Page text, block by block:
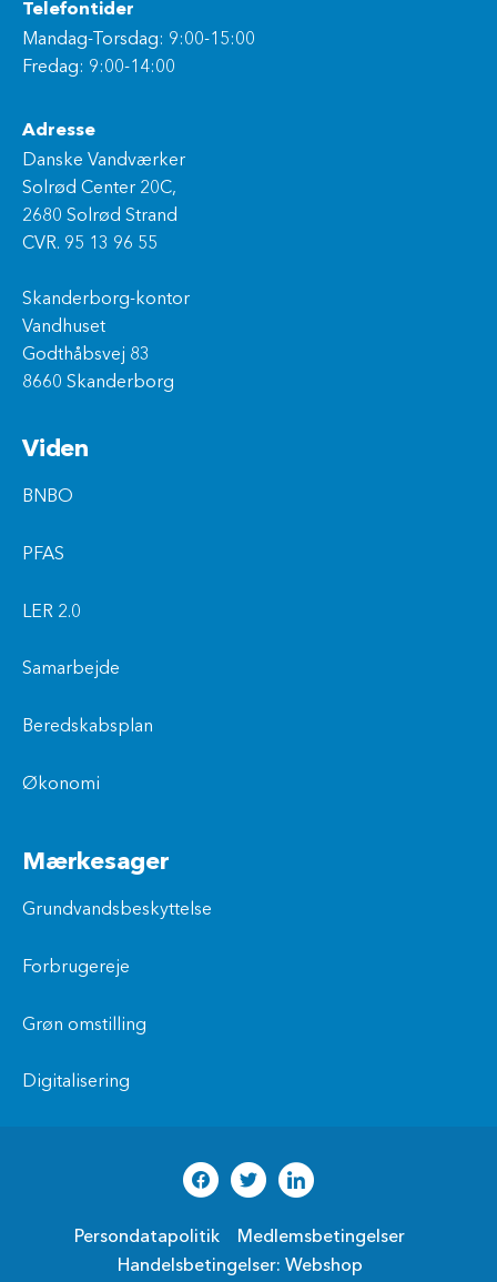
Telefontider
Mandag-Torsdag: 9:00-15:00
Fredag: 9:00-14:00
Adresse
Danske Vandværker
Solrød Center 20C,
2680 Solrød Strand
CVR. 95 13 96 55
Skanderborg-kontor
Vandhuset
Godthåbsvej 83
8660 Skanderborg
Viden
BNBO
PFAS
LER 2.0
Samarbejde
Beredskabsplan
Økonomi
Mærkesager
Grundvandsbeskyttelse
Forbrugereje
Grøn omstilling
Digitalisering
Persondatapolitik
Medlemsbetingelser
Handelsbetingelser: Webshop